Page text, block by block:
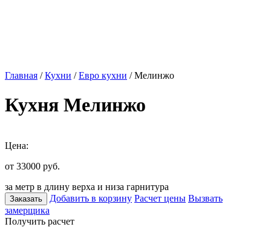
Главная /Кухни /Евро кухни / Мелинжо
Кухня Мелинжо
Цена:
от 33000 руб.
за метр в длину верха и низа гарнитура
Заказать Добавить в корзину Расчет цены Вызвать
замерщика
Получить расчет